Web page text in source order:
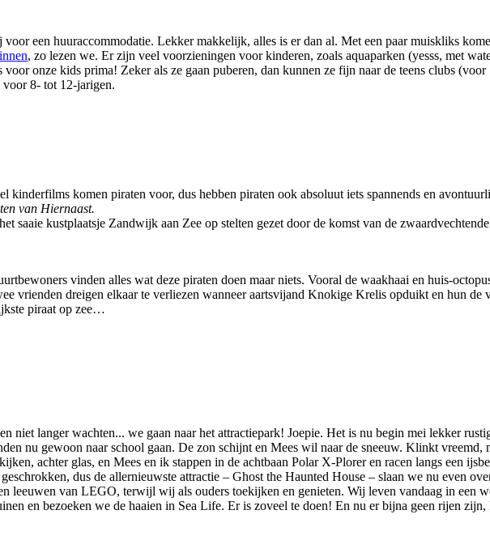
een huuraccommodatie. Lekker makkelijk, alles is er dan al. Met een paar muiskliks
, zo lezen we. Er zijn veel voorzieningen voor kinderen, zoals aquaparken (yesss, met
onze kids prima! Zeker als ze gaan puberen, dan kunnen ze fijn naar de teens clubs
8- tot 12-jarigen.
komen piraten voor, dus hebben piraten ook absoluut iets spannends en
van Hiernaast.
saaie kustplaatsje Zandwijk aan Zee op stelten gezet door de komst van de
vinden alles wat deze piraten doen maar niets. Vooral de waakhaai en huis-
vrienden dreigen elkaar te verliezen wanneer aartsvijand Knokige Krelis opduikt en hun de
piraat op zee…
niet langer wachten... we gaan naar het attractiepark! Joepie. Het is nu begin mei lekker
nu gewoon naar school gaan. De zon schijnt en Mees wil naar de sneeuw. Klinkt vreemd,
achter glas, en Mees en ik stappen in de achtbaan Polar X-Plorer en racen langs een
dus de allernieuwste attractie – Ghost the Haunted House – slaan we nu even
leeuwen van LEGO, terwijl wij als ouders toekijken en genieten. Wij leven vandaag in een
en bezoeken we de haaien in Sea Life. Er is zoveel te doen! En nu er bijna geen rijen